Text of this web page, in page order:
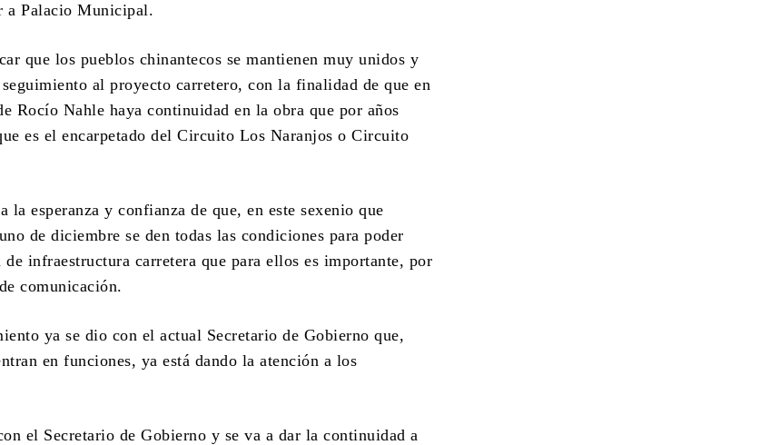
a Palacio Municipal.
que los pueblos chinantecos se mantienen muy unidos y
al proyecto carretero, con la finalidad de que en
Rocío Nahle haya continuidad en la obra que por años
es el encarpetado del Circuito Los Naranjos o Circuito
la esperanza y confianza de que, en este sexenio que
de diciembre se den todas las condiciones para poder
de infraestructura carretera que para ellos es importante, por
comunicación.
ya se dio con el actual Secretario de Gobierno que,
en funciones, ya está dando la atención a los
el Secretario de Gobierno y se va a dar la continuidad a